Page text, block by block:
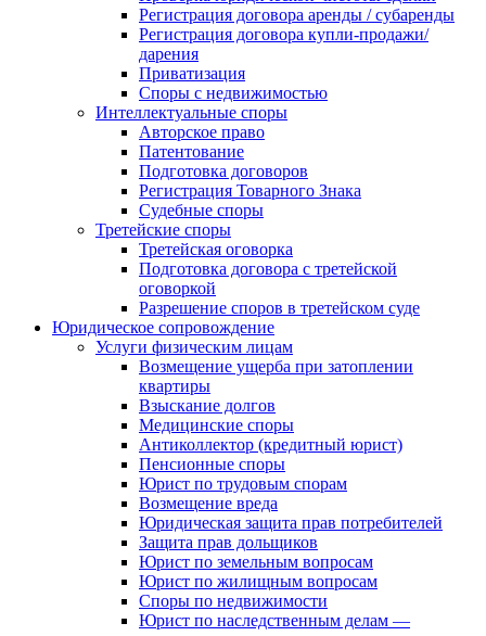
Регистрация договора аренды / субаренды
Регистрация договора купли-продажи/
дарения
Приватизация
Cпоры с недвижимостью
Интеллектуальные споры
Авторское право
Патентование
Подготовка договоров
Регистрация Товарного Знака
Судебные споры
Третейские споры
Третейская оговорка
Подготовка договора с третейской
оговоркой
Разрешение споров в третейском суде
Юридическое сопровождение
Услуги физическим лицам
Возмещение ущерба при затоплении
квартиры
Взыскание долгов
Медицинские споры
Антиколлектор (кредитный юрист)
Пенсионные споры
Юрист по трудовым спорам
Возмещение вреда
Юридическая защита прав потребителей
Защита прав дольщиков
Юрист по земельным вопросам
Юрист по жилищным вопросам
Споры по недвижимости
Юрист по наследственным делам —